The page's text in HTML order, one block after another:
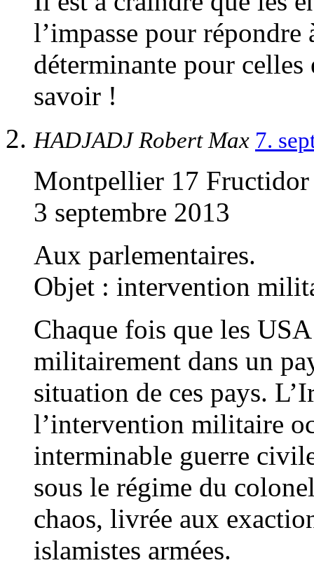
l’impasse pour répondre
déterminante pour celles
savoir !
HADJADJ Robert Max 7.
Montpellier 17
3 septembre 2013
Aux parlementaires.
Objet : intervention
Chaque fois que les
militairement dans un
situation de ces pays.
l’intervention militaire
interminable guerre
sous le régime du
chaos, livrée aux
islamistes armées.